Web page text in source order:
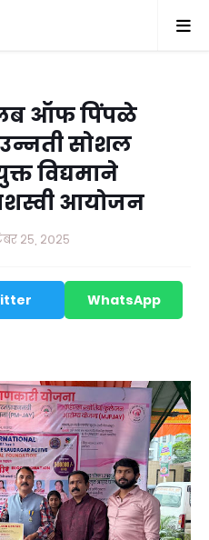
ऑफ पिंपळे
उन्नती सोशल
विद्यमाने
आयोजन
२५, २०२५
WhatsApp